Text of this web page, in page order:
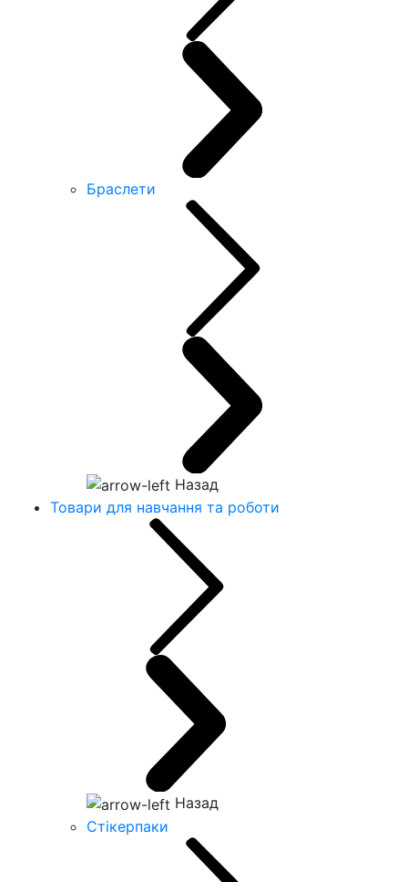
Браслети
Назад
Товари для навчання та роботи
Назад
Стікерпаки